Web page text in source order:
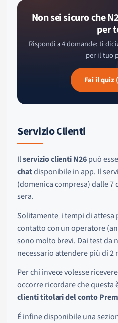
Non sei sicuro che
per
Rispondi a 4 domande: ti
per il tuo
Fai il quiz
Servizio Clienti
Ilservizio clienti N26può
chatdisponibile in app. Il
(domenica compresa) dalle 7
sera.
Solitamente, i tempi di attesa
contatto con un operatore
sono molto brevi. Dai test da
necessario attendere più di 2
Per chi invece volesse ricevere
occorre ricordare che questa
clienti titolari del conto
É infine disponibile una